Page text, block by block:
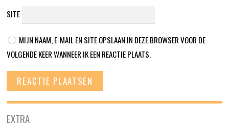
SITE
MIJN NAAM, E-MAIL EN SITE OPSLAAN IN DEZE BROWSER VOOR DE
VOLGENDE KEER WANNEER IK EEN REACTIE PLAATS.
EXTRA